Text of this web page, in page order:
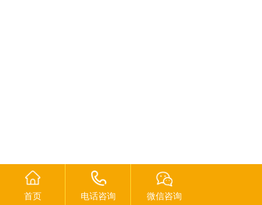
首页 电话咨询 微信咨询